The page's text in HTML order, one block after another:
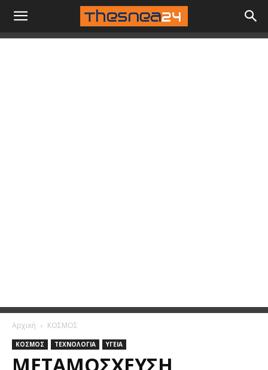
Αρχική ΚΟΣΜΟΣ
ΚΟΣΜΟΣ ΤΕΧΝΟΛΟΓΙΑ ΥΓΕΙΑ